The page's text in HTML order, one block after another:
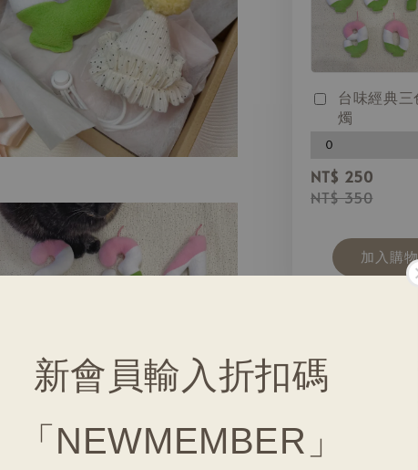
新會員輸入折扣碼
「NEWMEMBER」
台味經典三
燭
NT$ 250
NT$ 350
加入購
為心愛的毛孩慶生，儀
台味經典三色蠟燭貓草
生日派對組有特別的禮
凡購買生日派對組可以